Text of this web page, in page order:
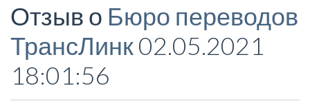
Красота Здоровье Остальное
Отзыв о Бюро переводов
ТрансЛинк02.05.2021
18:01:56